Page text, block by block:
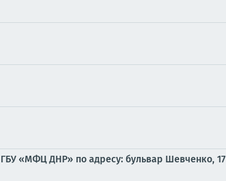
ГБУ «МФЦ ДНР» по адресу: бульвар Шевченко, 17